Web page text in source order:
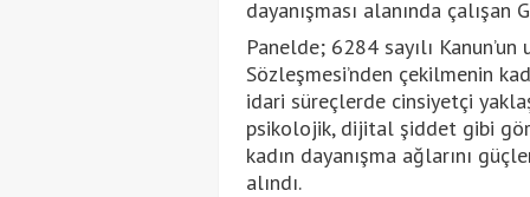
dayanışması alanında çalışan
Panelde; 6284 sayılı
Sözleşmesi’nden çekilmenin
idari süreçlerde cinsiyetçi
psikolojik, dijital şiddet gibi
kadın dayanışma ağlarını
alındı.